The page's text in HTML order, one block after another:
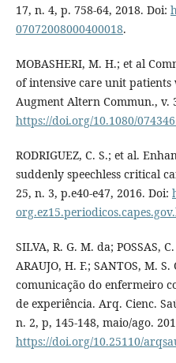
17, n. 4, p. 758-64, 2018. Doi:
07072008000400018.
MOBASHERI, M. H.; et al
of intensive care unit patients
Augment Altern Commun., v.
https://doi.org/10.1080/
RODRIGUEZ, C. S.; et al.
suddenly speechless critical
25, n. 3, p.e40-e47, 2016. Doi:
SILVA, R. G. M. da; POSSAS,
ARAUJO, H. F.; SANTOS, M.
comunicação do enfermeiro
de experiência. Arq. Cienc.
n. 2, p, 145-148, maio/ago.
https://doi.org/10.25110/